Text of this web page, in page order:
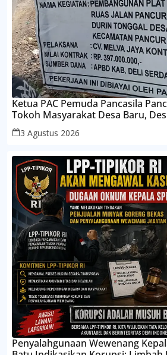
Ketua PAC Pemuda Pancasila
Tokoh Masyarakat Desa Baru,
Plat Beton Jalan Medan–Delitua
3 Agustus 2026
Penyalahgunaan Wewenang